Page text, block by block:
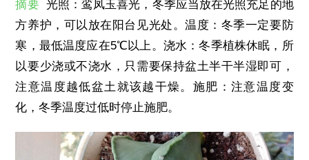
摘要 光照：鸾凤玉喜光，冬季应当放在光照充足的地
方养护，可以放在阳台见光处。温度：冬季一定要防
寒，最低温度应在5℃以上。浇水：冬季植株休眠，所
以要少浇或不浇水，只需要保持盆土半干半湿即可，
注意温度越低盆土就该越干燥。施肥：注意温度变
化，冬季温度过低时停止施肥。